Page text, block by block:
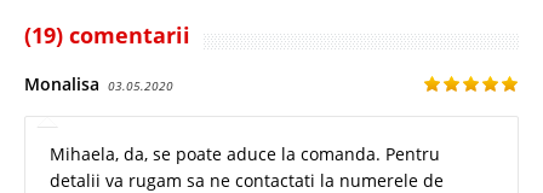
(19) comentarii
Monalisa 03.05.2020
Mihaela, da, se poate aduce la comanda. Pentru
detalii va rugam sa ne contactati la numerele de